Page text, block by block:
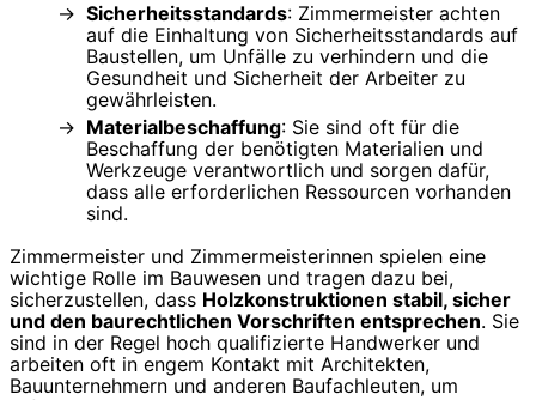
Sicherheitsstandards: Zimmermeister achten
auf die Einhaltung von Sicherheitsstandards auf
Baustellen, um Unfälle zu verhindern und die
Gesundheit und Sicherheit der Arbeiter zu
gewährleisten.
Materialbeschaffung: Sie sind oft für die
Beschaffung der benötigten Materialien und
Werkzeuge verantwortlich und sorgen dafür,
dass alle erforderlichen Ressourcen vorhanden
sind.
Zimmermeister und Zimmermeisterinnen spielen eine
wichtige Rolle im Bauwesen und tragen dazu bei,
sicherzustellen, dass Holzkonstruktionen stabil, sicher
und den baurechtlichen Vorschriften entsprechen. Sie
sind in der Regel hoch qualifizierte Handwerker und
arbeiten oft in engem Kontakt mit Architekten,
Bauunternehmern und anderen Baufachleuten, um